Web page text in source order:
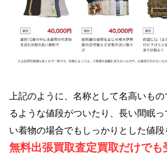
上記のように、名称として名高いもの
るような値段がついたり、長い間眠
い着物の場合でもしっかりとした値段
無料出張買取査定買取だけでも